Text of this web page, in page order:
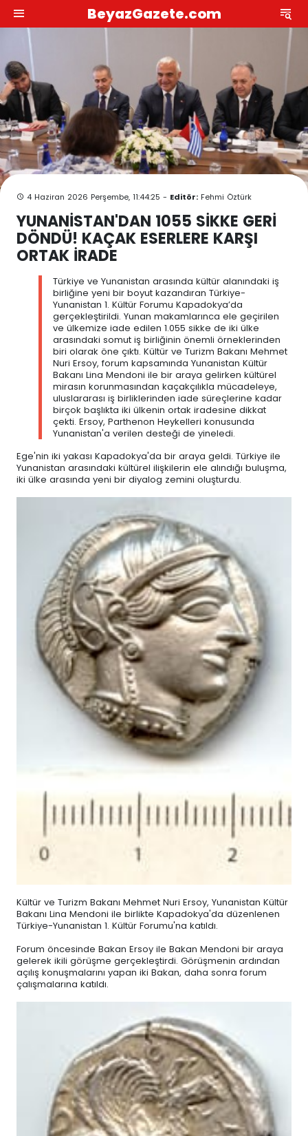
BeyazGazete.com
4 Haziran 2026 Perşembe, 11:44:25 - Editör: Fehmi Öztürk
YUNANİSTAN'DAN 1055 SİKKE GERİ
DÖNDÜ! KAÇAK ESERLERE KARŞI
ORTAK İRADE
Türkiye ve Yunanistan arasında kültür alanındaki iş
birliğine yeni bir boyut kazandıran Türkiye-
Yunanistan 1. Kültür Forumu Kapadokya’da
gerçekleştirildi. Yunan makamlarınca ele geçirilen
ve ülkemize iade edilen 1.055 sikke de iki ülke
arasındaki somut iş birliğinin önemli örneklerinden
biri olarak öne çıktı. Kültür ve Turizm Bakanı Mehmet
Nuri Ersoy, forum kapsamında Yunanistan Kültür
Bakanı Lina Mendoni ile bir araya gelirken kültürel
mirasın korunmasından kaçakçılıkla mücadeleye,
uluslararası iş birliklerinden iade süreçlerine kadar
birçok başlıkta iki ülkenin ortak iradesine dikkat
çekti. Ersoy, Parthenon Heykelleri konusunda
Yunanistan'a verilen desteği de yineledi.
Ege'nin iki yakası Kapadokya'da bir araya geldi. Türkiye ile
Yunanistan arasındaki kültürel ilişkilerin ele alındığı buluşma,
iki ülke arasında yeni bir diyalog zemini oluşturdu.
Kültür ve Turizm Bakanı Mehmet Nuri Ersoy, Yunanistan Kültür
Bakanı Lina Mendoni ile birlikte Kapadokya'da düzenlenen
Türkiye-Yunanistan 1. Kültür Forumu'na katıldı.
Forum öncesinde Bakan Ersoy ile Bakan Mendoni bir araya
gelerek ikili görüşme gerçekleştirdi. Görüşmenin ardından
açılış konuşmalarını yapan iki Bakan, daha sonra forum
çalışmalarına katıldı.